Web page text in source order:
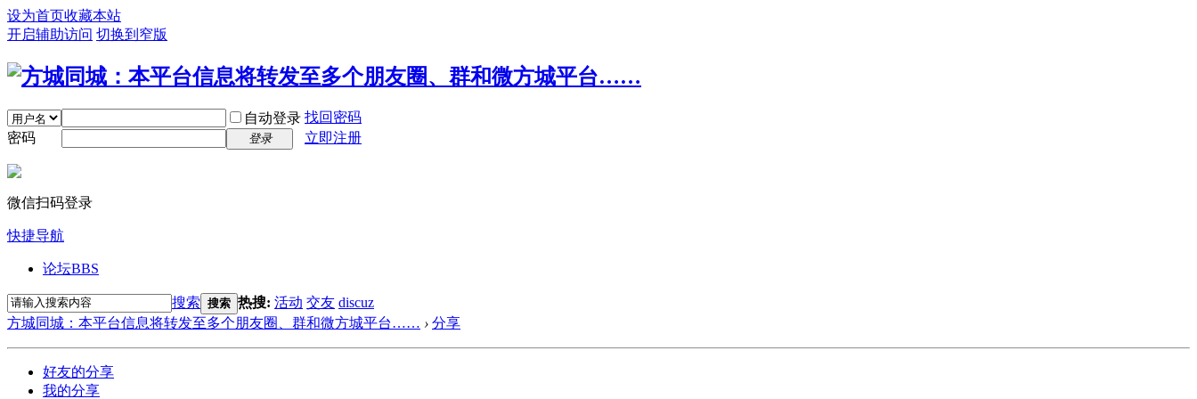
设为首页收藏本站
开启辅助访问 切换到窄版
自动登录 找回密码
密码
登录 立即注册
微信扫码登录
快捷导航
论坛BBS
搜索 搜索 热搜: 活动 交友 discuz
方城同城：本平台信息将转发至多个朋友圈、群和微方城平台…… › 分享
好友的分享
我的分享